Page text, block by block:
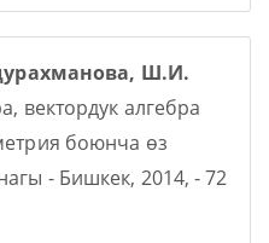
Ш.И.
вектордук алгебра
боюнча өз
- Бишкек, 2014, - 72